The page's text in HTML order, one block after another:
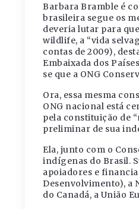
Barbara Bramble é
brasileira segue os
deveria lutar para
wildlife, a “vida
contas de 2009),
Embaixada dos
se que a ONG
Ora, essa mesma
ONG nacional está
pela constituição de
preliminar de sua
Ela, junto com o
indígenas do Brasil.
apoiadores e
Desenvolvimento), a
do Canadá, a União